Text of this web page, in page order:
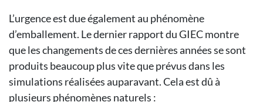
L’urgence est due également au phénomène
d’emballement. Le dernier rapport du GIEC montre
que les changements de ces dernières années se sont
produits beaucoup plus vite que prévus dans les
simulations réalisées auparavant. Cela est dû à
plusieurs phénomènes naturels :